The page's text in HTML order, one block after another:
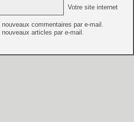
Votre site internet
commentaires par e-mail.
articles par e-mail.